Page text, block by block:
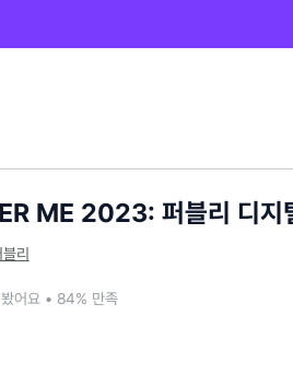
ME 2023: 퍼블리 디지
리
어요 • 84% 만족